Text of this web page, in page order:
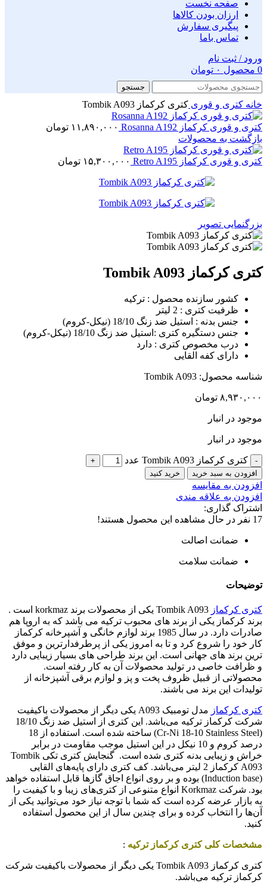
صفحه نخست
ارزان بودن کالاها
پیگیری سفارش
تماس باما
ورود / ثبت نام
0 محصول ۰ تومان
جستجو
خانه کتری و قوری کتری کرکماز Tombik A093
کتری و قوری کرکماز Rosanna A192 ۱۱,۸۹۰,۰۰۰ تومان
بازگشت به محصولات
کتری و قوری کرکماز Retro A195 ۱۵,۳۰۰,۰۰۰ تومان
بزرگنمایی تصویر
کتری کرکماز Tombik A093
کشور سازنده محصول : ترکیه
ظرفیت کتری : 2 لیتر
جنس بدنه : استیل ضد زنگ 18/10 (نیکل-کروم)
جنس دستگیره کتری :استیل ضد زنگ 18/10 (نیکل-کروم)
درب مخصوص کتری : دارد
دارای کفه القایی
شناسه محصول: Tombik A093
۸,۹۳۰,۰۰۰ تومان
موجود در انبار
موجود در انبار
کتری کرکماز Tombik A093 عدد
افزودن به سبد خرید خرید کنید
افزودن به مقایسه
افزودن به علاقه مندی
اشتراک گذاری:
17 نفر در حال مشاهده این محصول هستند!
ضمانت اصالت
ضمانت سلامت
توضیحات
کتری کرکماز
Tombik A093 یکی از محصولات برند korkmaz است .
برند کرکماز یکی از برند های محبوب ترکیه می باشد که به اروپا هم
صادرات دارد. در سال 1985 برند لوازم خانگی و آشپرخانه کرکماز
کار خود را شروع کرد و تا به امروز یکی از پرطرفدارترین و موفق
ترین برند های جهانی است. این برند طراحی های بسیار زیبایی دارد
و ظرافت خاصی در تولید محصولات آن به کار رفته است.
محصولاتی از قبیل ظروف پخت و پز و لوازم برقی آشپزخانه از
تولیدات این برند می باشند.
کتری کرکماز
مدل تومبیک A093 یکی دیگر از محصولات باکیفیت
شرکت کرکماز ترکیه می‌باشد. این کتری از استیل ضد زنگ 18/10
(Cr-Ni 18-10 Stainless Steel) ساخته شده است. استفاده از 18
درصد کروم و 10 نیکل در این استیل موجب مقاومت در برابر
خراش و زیبایی بدنه کتری شده است. گنجایش کتری تکی Tombik
A093 کرکماز 2 لیتر می‌باشد. کف کتری دارای پایه‌های القایی
(Induction base) بوده و بر روی انواع اجاق‌ گازها قابل استفاده خواهد
بود. شرکت Korkmaz انواع متنوعی از کتری‌های زیبا و با کیفیت را
به بازار عرضه کرده است که شما با توجه نیاز خود می‌توانید یکی از
آن‌ها را انتخاب کرده و برای چندین سال از این محصول استفاده
کنید.
مشخصات کلی کتری کرکماز ترکیه :
کتری کرکماز Tombik A093 یکی دیگر از محصولات باکیفیت شرکت
کرکماز ترکیه می‌باشد.